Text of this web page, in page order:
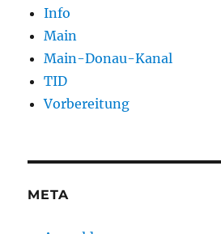
Info
Main
Main-Donau-Kanal
TID
Vorbereitung
META